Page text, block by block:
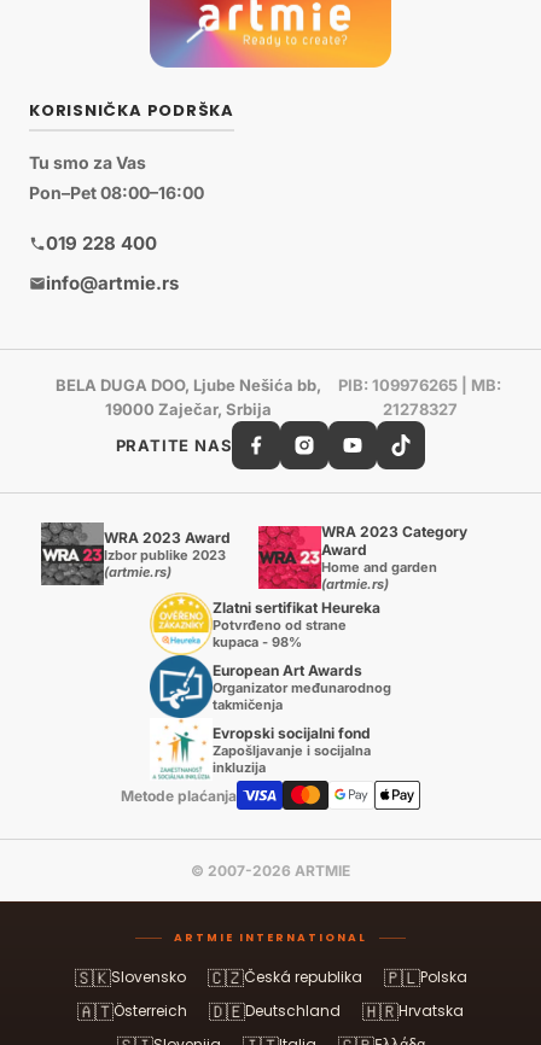
KORISNIČKA PODRŠKA
Tu smo za Vas
Pon–Pet 08:00–16:00
019 228 400
info@artmie.rs
BELA DUGA DOO, Ljube Nešića bb,
19000 Zaječar, Srbija
PIB: 109976265 | MB:
21278327
PRATITE NAS
WRA 2023 Award
Izbor publike 2023
(artmie.rs)
WRA 2023 Category
Award
Home and garden
(artmie.rs)
Zlatni sertifikat Heureka
Potvrđeno od strane
kupaca - 98%
European Art Awards
Organizator međunarodnog
takmičenja
Evropski socijalni fond
Zapošljavanje i socijalna
inkluzija
Metode plaćanja
© 2007-2026 ARTMIE
ARTMIE INTERNATIONAL
🇸🇰Slovensko 🇨🇿Česká republika 🇵🇱Polska
🇦🇹Österreich 🇩🇪Deutschland 🇭🇷Hrvatska